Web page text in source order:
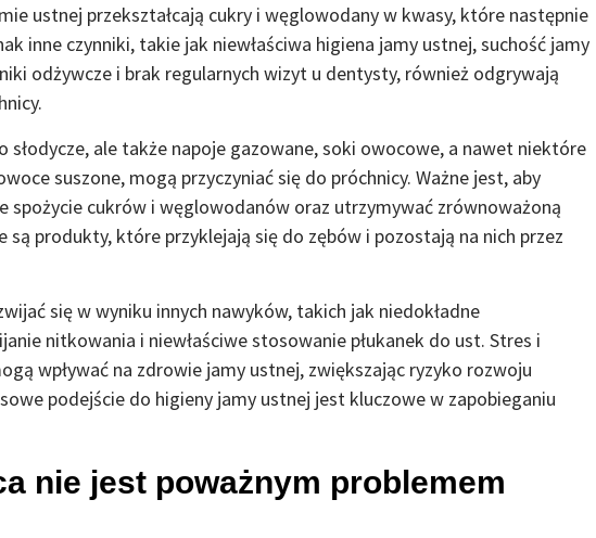
ustnej przekształcają cukry i węglowodany w kwasy, które następnie
inne czynniki, takie jak niewłaściwa higiena jamy ustnej, suchość jamy
odżywcze i brak regularnych wizyt u dentysty, również odgrywają
słodycze, ale także napoje gazowane, soki owocowe, a nawet niektóre
suszone, mogą przyczyniać się do próchnicy. Ważne jest, aby
spożycie cukrów i węglowodanów oraz utrzymywać zrównoważoną
są produkty, które przyklejają się do zębów i pozostają na nich przez
się w wyniku innych nawyków, takich jak niedokładne
nitkowania i niewłaściwe stosowanie płukanek do ust. Stres i
wpływać na zdrowie jamy ustnej, zwiększając ryzyko rozwoju
podejście do higieny jamy ustnej jest kluczowe w zapobieganiu
nie jest poważnym problemem